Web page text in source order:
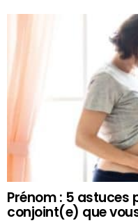
Prénom : 5 astuces
conjoint(e) que